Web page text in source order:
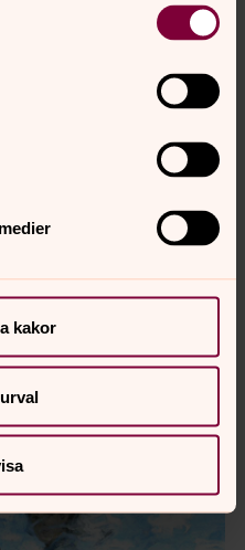
kakor